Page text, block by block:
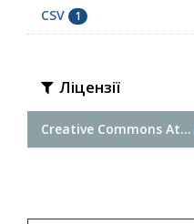
CSV 1
Ліцензії
Creative Commons At...